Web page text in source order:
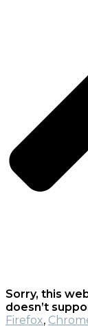
Sorry, this
doesn’t
Firefox,